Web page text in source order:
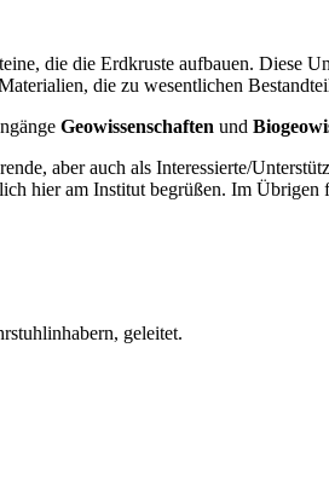
die die Erdkruste aufbauen. Diese
die zu wesentlichen
Geowissenschaften und
aber auch als Interessierte/
hier am Institut begrüßen. Im Übrigen
geleitet.